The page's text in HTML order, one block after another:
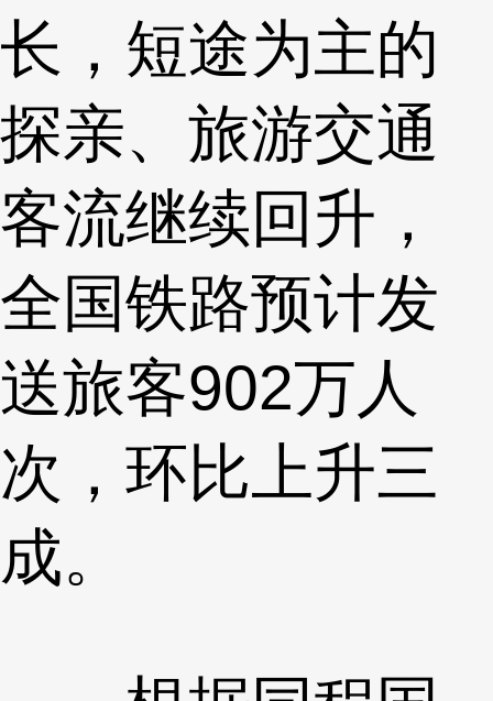
长，短途为主的
探亲、旅游交通
客流继续回升，
全国铁路预计发
送旅客902万人
次，环比上升三
成。